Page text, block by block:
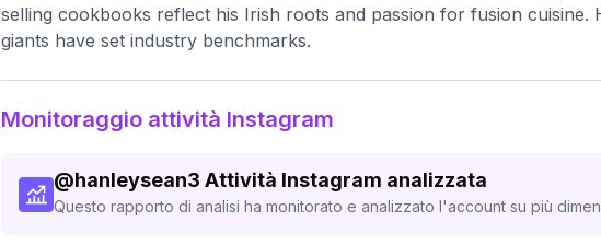
selling cookbooks reflect his Irish roots and passion for fusion cuisine.
giants have set industry benchmarks.
Monitoraggio attività Instagram
@hanleysean3 Attività Instagram analizzata
Questo rapporto di analisi ha monitorato e analizzato l'account su più